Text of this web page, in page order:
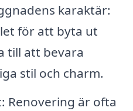
karaktär:
för att byta ut
till att bevara
stil och charm.
Renovering är ofta